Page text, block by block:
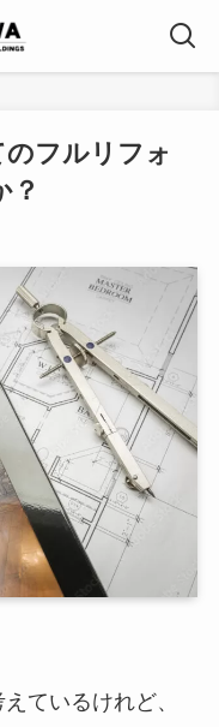
のフルリフォ
？
ているけれど、